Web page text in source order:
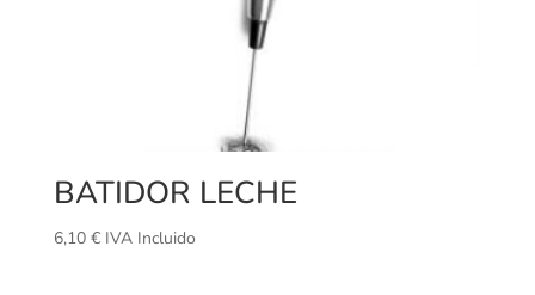
BATIDOR LECHE
6,10 € IVA Incluido